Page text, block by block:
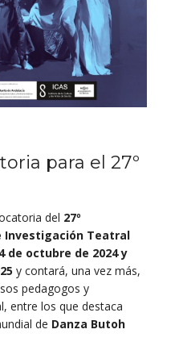
para el 27º
del 27º
Investigación Teatral
de octubre de 2024 y
y contará, una vez más,
pedagogos y
entre los que destaca
de Danza Butoh